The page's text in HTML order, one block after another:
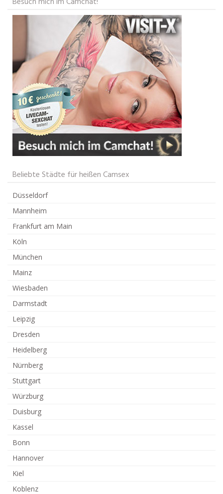
Beliebte Städte für heißen Camsex
Düsseldorf
Mannheim
Frankfurt am Main
Köln
München
Mainz
Wiesbaden
Darmstadt
Leipzig
Dresden
Heidelberg
Nürnberg
Stuttgart
Würzburg
Duisburg
Kassel
Bonn
Hannover
Kiel
Koblenz